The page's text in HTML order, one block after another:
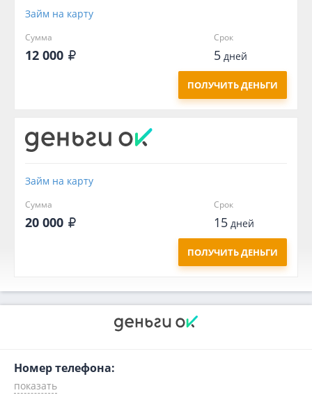
Займ на карту
Сумма
12 000
Срок
5дней
ПОЛУЧИТЬ ДЕНЬГИ
Займ на карту
Сумма
20 000
Срок
15дней
ПОЛУЧИТЬ ДЕНЬГИ
Номер телефона: